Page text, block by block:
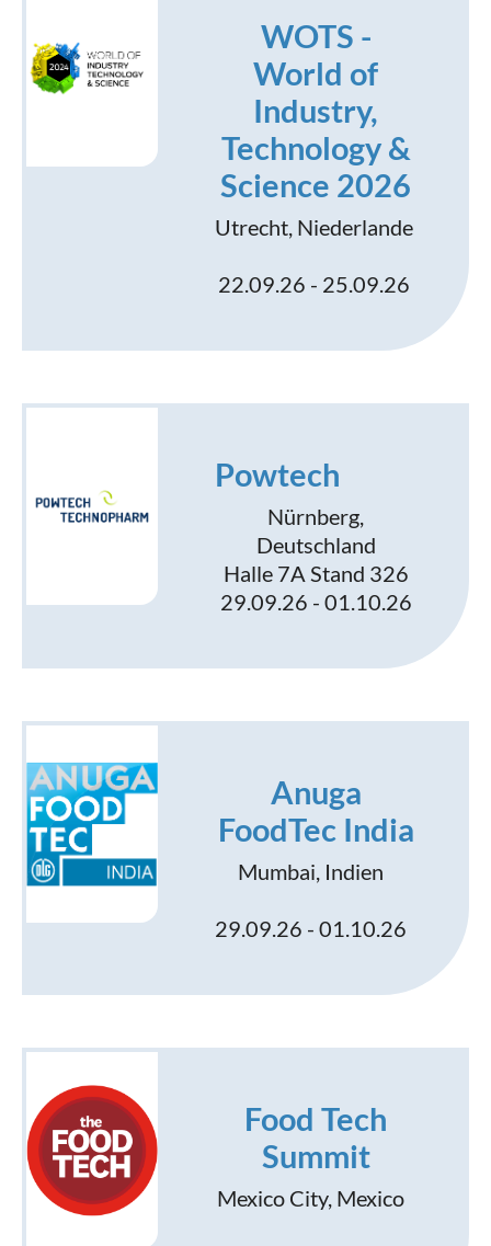
WOTS -
World of
Industry,
Technology &
Science 2026
Utrecht, Niederlande
22.09.26 - 25.09.26
Powtech
Nürnberg,
Deutschland
Halle 7A Stand 326
29.09.26 - 01.10.26
Anuga
FoodTec India
Mumbai, Indien
29.09.26 - 01.10.26
Food Tech
Summit
Mexico City, Mexico